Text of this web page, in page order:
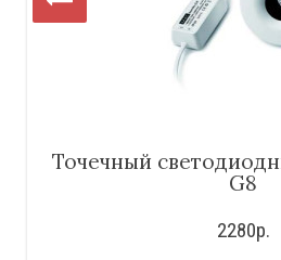
Точечный
G8
2280р.